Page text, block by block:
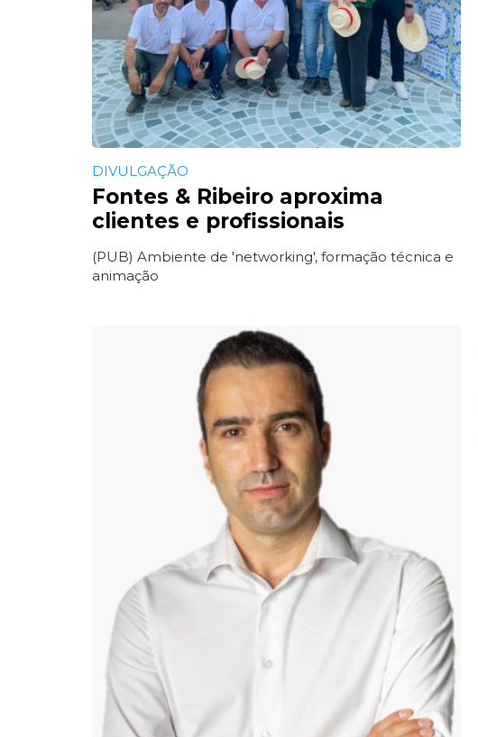
DIVULGAÇÃO
Fontes & Ribeiro aproxima
clientes e profissionais
(PUB) Ambiente de 'networking', formação técnica e
animação